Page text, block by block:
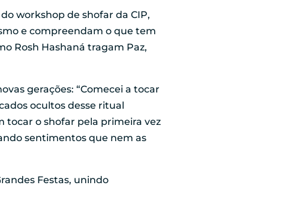
workshop de shofar da CIP,
e compreendam o que tem
Rosh Hashaná tragam Paz,
gerações: “Comecei a tocar
ocultos desse ritual
tocar o shofar pela primeira vez
sentimentos que nem as
Festas, unindo